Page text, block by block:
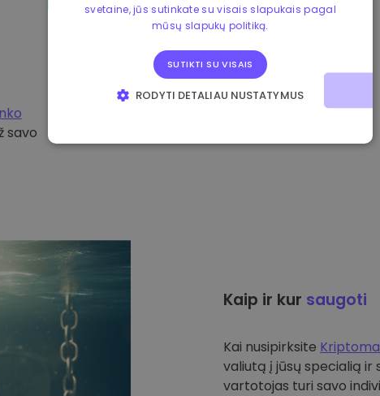
savo
Kaip ir kur saugoti
Kai nusipirksite
valiutą į jūsų specialią ir
vartotojas turi savo
svetaine, jūs sutinkate su visais slapukais pagal
mūsų slapukų politiką.
SUTIKTI SU VISAIS
RODYTI DETALIAU NUSTATYMUS